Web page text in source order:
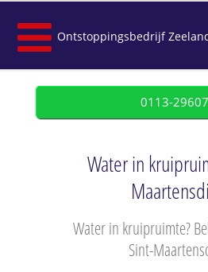
Ontstoppingsbedrijf
0113-
Water in
Water in kruipruimte?
Sint-